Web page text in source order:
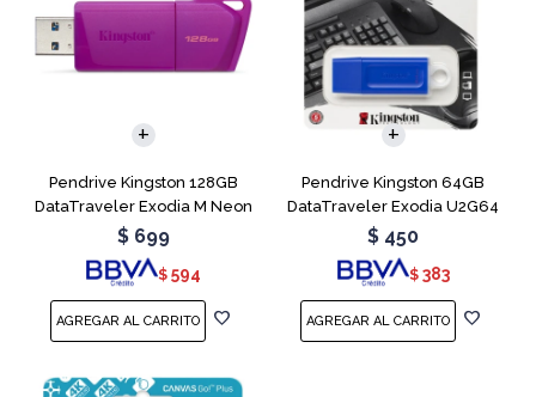
Pendrive Kingston 128GB
DataTraveler Exodia M Neon
Purple
$ 699
$ 594
Pendrive Kingston 64GB
DataTraveler Exodia U2G64
Blue
$ 450
$ 383